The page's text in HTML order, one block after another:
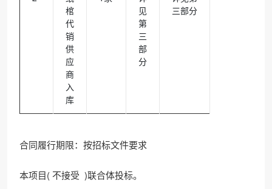
棺
代
销
供
应
商
入
库
见
第
三
部
分
三部分
合同履行期限：按招标文件要求
本项目( 不接受 )联合体投标。